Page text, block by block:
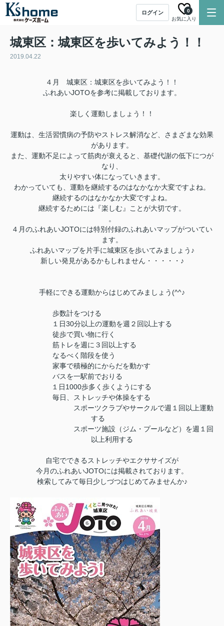
ログイン
お気に入り
0
城東区：城東区を歩いてみよう！！
2019.04.22
４月 城東区：城東区を歩いてみよう！！
ふれあいJOTOを参考に掲載しております。
楽しく運動しましょう！！
運動は、生活習慣病の予防やストレス解消など、さまざまな効果
があります。
また、運動不足によって筋肉が衰えると、基礎代謝の低下につが
なり、
太りやすい体になっていきます。
わかっていても、運動を継続するのはなかなか大変ですよね。
継続するのはなかなか大変ですよね。
継続するためには『楽しむ』ことが大切です。
。
４月のふれあいJOTOには特別付録のふれあいマップがついてい
ます。
ふれあいマップを片手に城東区を歩いてみましょう♪
新しい発見があるかもしれません・・・・・♪
手軽にできる運動からはじめてみましょう(^^♪
歩数計をつける
１日30分以上の運動を週２回以上する
徒歩で買い物に行く
筋トレを週に３回以上する
なるべく階段を使う
家事で積極的にからだを動かす
バスを一駅前でおりる
１日1000歩多く歩くようにする
毎日、ストレッチや体操をする
スポーツクラブやサークルで週１回以上運動
する
スポーツ施設（ジム・プールなど）を週１回
以上利用する
自宅でできるストレッチやエクササイズが
今月のふれあいJOTOには掲載されております。
検索してみて毎日少しづつはじめてみませんか♪